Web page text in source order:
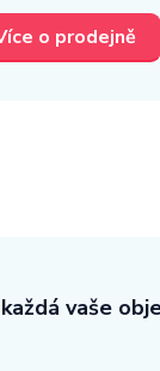
o prodejně
vaše